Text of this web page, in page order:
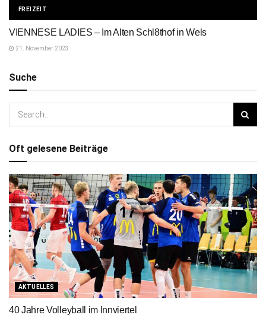
FREIZEIT
VIENNESE LADIES – Im Alten Schl8thof in Wels
21. November 2023
Suche
Oft gelesene Beiträge
AKTUELLES
40 Jahre Volleyball im Innviertel